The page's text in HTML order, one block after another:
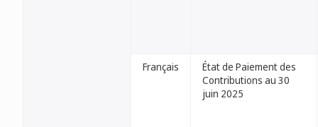
Français
État de Paiement des
Contributions au 30
juin 2025